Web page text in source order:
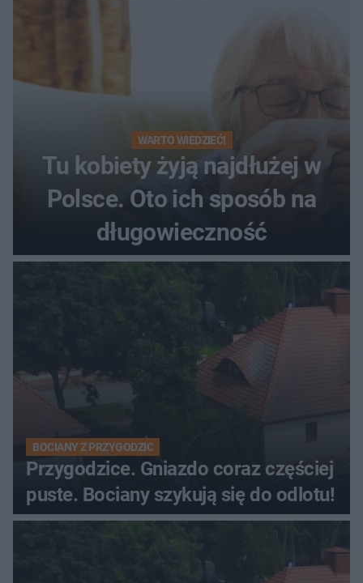
WARTO WIEDZIEĆ!
Tu kobiety żyją najdłużej w
Polsce. Oto ich sposób na
długowieczność
BOCIANY Z PRZYGODZIC
Przygodzice. Gniazdo coraz częściej
puste. Bociany szykują się do odlotu!